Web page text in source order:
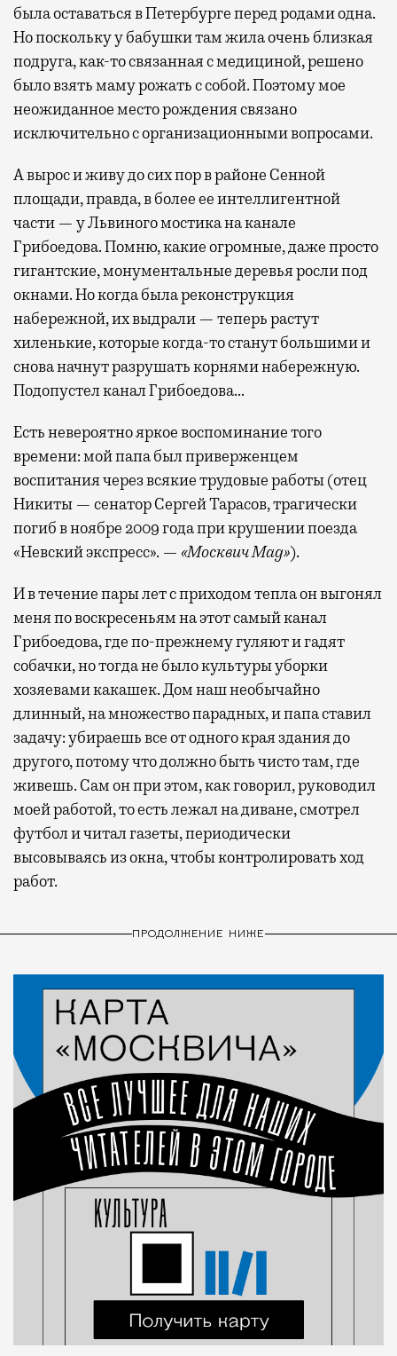
была оставаться в Петербурге перед родами одна.
Но поскольку у бабушки там жила очень близкая
подруга, как-то связанная с медициной, решено
было взять маму рожать с собой. Поэтому мое
неожиданное место рождения связано
исключительно с организационными вопросами.
А вырос и живу до сих пор в районе Сенной
площади, правда, в более ее интеллигентной
части — у Львиного мостика на канале
Грибоедова. Помню, какие огромные, даже просто
гигантские, монументальные деревья росли под
окнами. Но когда была реконструкция
набережной, их выдрали — теперь растут
хиленькие, которые когда-то станут большими и
снова начнут разрушать корнями набережную.
Подопустел канал Грибоедова…
Есть невероятно яркое воспоминание того
времени: мой папа был приверженцем
воспитания через всякие трудовые работы (отец
Никиты — сенатор Сергей Тарасов, трагически
погиб в ноябре 2009 года при крушении поезда
«Невский экспресс». — «Москвич Mag»).
И в течение пары лет с приходом тепла он выгонял
меня по воскресеньям на этот самый канал
Грибоедова, где по-прежнему гуляют и гадят
собачки, но тогда не было культуры уборки
хозяевами какашек. Дом наш необычайно
длинный, на множество парадных, и папа ставил
задачу: убираешь все от одного края здания до
другого, потому что должно быть чисто там, где
живешь. Сам он при этом, как говорил, руководил
моей работой, то есть лежал на диване, смотрел
футбол и читал газеты, периодически
высовываясь из окна, чтобы контролировать ход
работ.
ПРОДОЛЖЕНИЕ НИЖЕ